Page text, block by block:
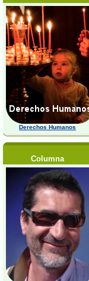
Derechos Humanos
Columna